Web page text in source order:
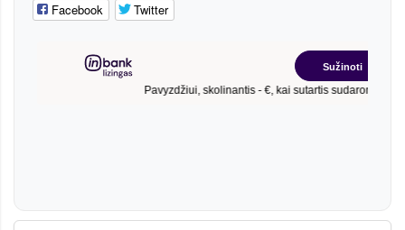
Facebook Twitter